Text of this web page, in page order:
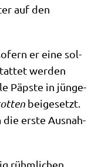
auf den
er eine sol­
wer­den
Päp­ste in jün­ge­
bei­gesetzt.
die erste Aus­nah­